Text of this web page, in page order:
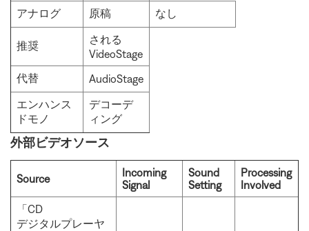
アナログ 原稿 なし
推奨
される
VideoStage
代替
AudioStage
エンハンス
ドモノ
デコーデ
ィング
外部ビデオソース
Source
Incoming
Signal
Sound
Setting
Processing
Involved
「CD
デジタルプレーヤ